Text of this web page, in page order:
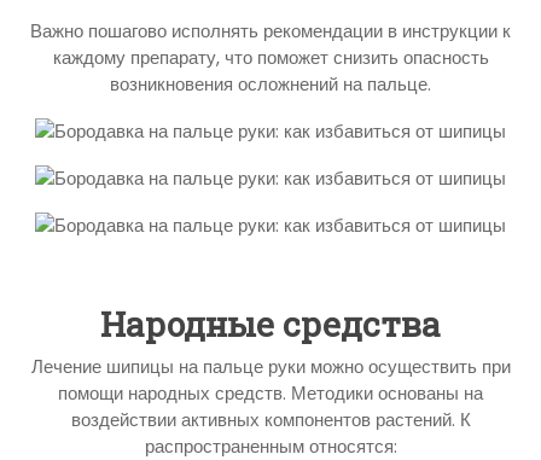
Важно пошагово исполнять рекомендации в инструкции к
каждому препарату, что поможет снизить опасность
возникновения осложнений на пальце.
Народные средства
Лечение шипицы на пальце руки можно осуществить при
помощи народных средств. Методики основаны на
воздействии активных компонентов растений. К
распространенным относятся: